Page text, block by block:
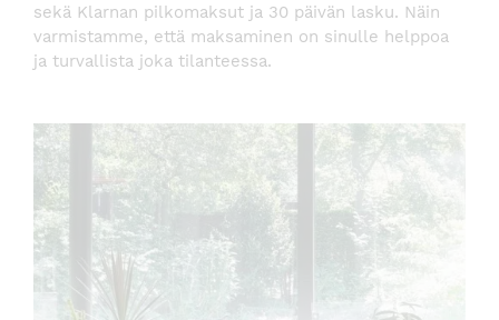
sekä Klarnan pilkomaksut ja 30 päivän lasku. Näin
varmistamme, että maksaminen on sinulle helppoa
ja turvallista joka tilanteessa.